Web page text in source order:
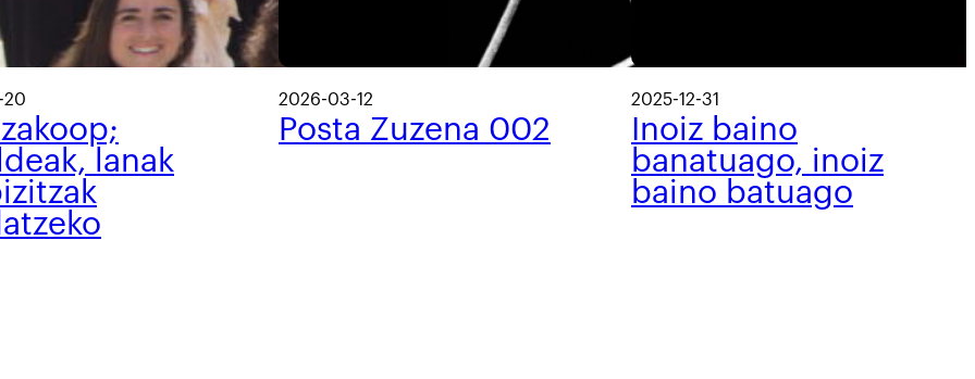
20
lanak
2026-03-12
Posta Zuzena 002
2025-12-31
Inoiz baino
banatuago, inoiz
baino batuago